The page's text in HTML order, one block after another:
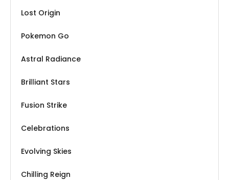
Lost Origin
Pokemon Go
Astral Radiance
Brilliant Stars
Fusion Strike
Celebrations
Evolving Skies
Chilling Reign